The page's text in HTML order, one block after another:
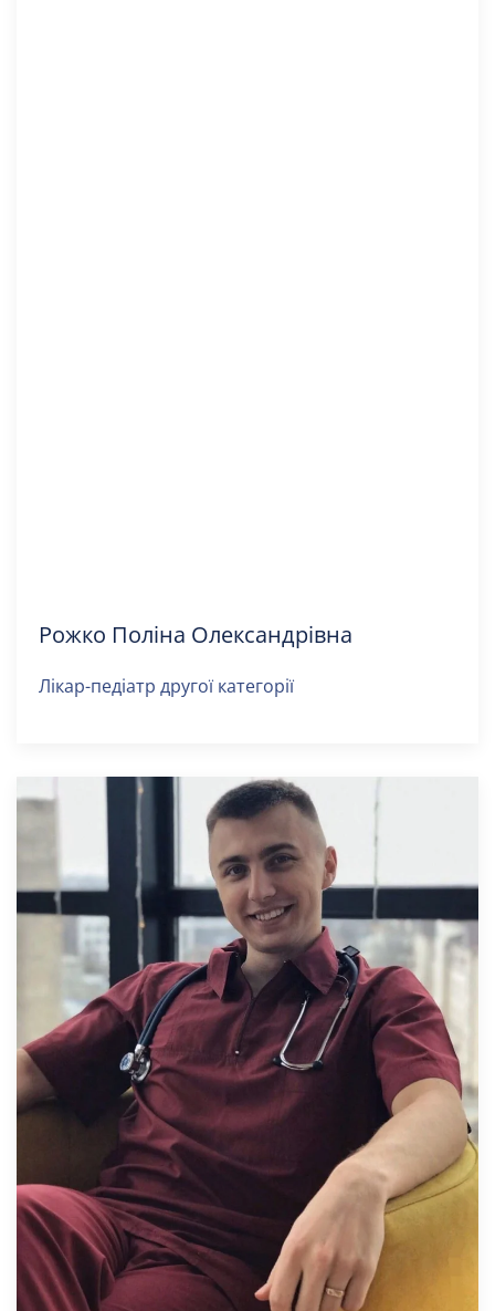
Рожко Поліна Олександрівна
Лікар-педіатр другої категорії